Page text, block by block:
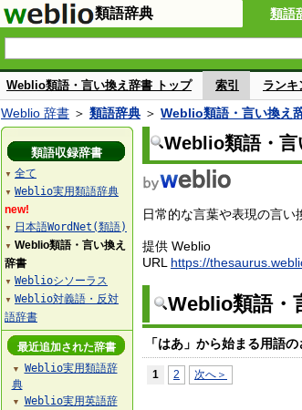
類語辞典 類語
Weblio類語・言い換え辞書 トップ 索引 ランキ
Weblio 辞書 ＞ 類語辞典 ＞ Weblio類語・言い換え
Weblio類語・言
日常的な言葉や表現の言い
提供 Weblio
URL https://
Weblio類語・
「はあ」から始まる用語
1 2 次へ＞
類語収録辞書
▼ 全て
▼ Weblio実用類語辞典
new!
▼ 日本語WordNet(類語)
▼ Weblio類語・言い換え
辞書
▼ Weblioシソーラス
▼ Weblio対義語・反対
語辞書
最近追加された辞書
▼
Weblio実用類語辞
典
▼
Weblio実用英語辞